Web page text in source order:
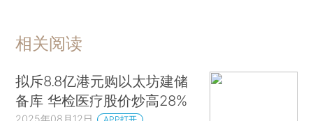
相关阅读
拟斥8.8亿港元购以太坊建储
备库 华检医疗股价炒高28%